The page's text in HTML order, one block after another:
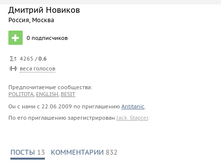
Дмитрий Новиков
Россия, Москва
0 подписчиков
4265 /0.6
веса голосов
Предпочитаемые сообщества:
POLITOTA, ENGLISH, BESIT
Он с нами с 22.06.2009 по приглашению Antitanic.
По его приглашению зарегистрирован Jack_Stapler.
ПОСТЫ 13 КОММЕНТАРИИ 832